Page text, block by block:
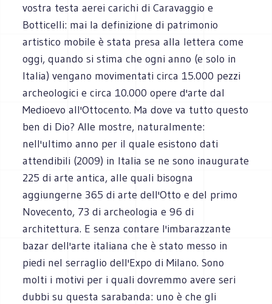
vostra testa aerei carichi di Caravaggio e
Botticelli: mai la definizione di patrimonio
artistico mobile è stata presa alla lettera come
oggi, quando si stima che ogni anno (e solo in
Italia) vengano movimentati circa 15.000 pezzi
archeologici e circa 10.000 opere d'arte dal
Medioevo all'Ottocento. Ma dove va tutto questo
ben di Dio? Alle mostre, naturalmente:
nell'ultimo anno per il quale esistono dati
attendibili (2009) in Italia se ne sono inaugurate
225 di arte antica, alle quali bisogna
aggiungerne 365 di arte dell'Otto e del primo
Novecento, 73 di archeologia e 96 di
architettura. E senza contare l'imbarazzante
bazar dell'arte italiana che è stato messo in
piedi nel serraglio dell'Expo di Milano. Sono
molti i motivi per i quali dovremmo avere seri
dubbi su questa sarabanda: uno è che gli